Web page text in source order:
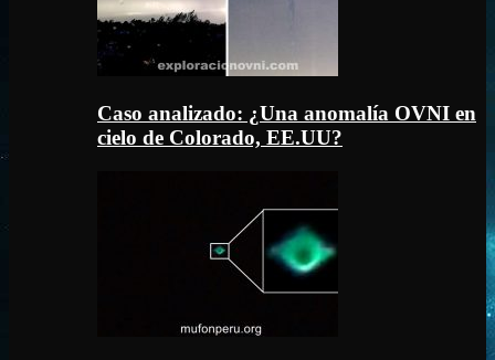
Caso analizado: ¿Una anomalía OVNI en
cielo de Colorado, EE.UU?